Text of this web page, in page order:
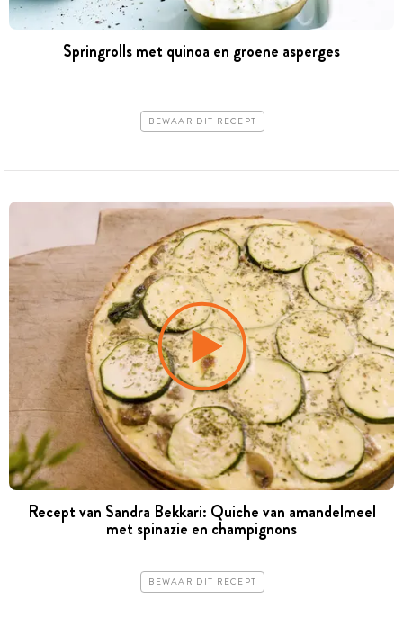
Springrolls met quinoa en groene asperges
BEWAAR DIT RECEPT
Recept van Sandra Bekkari: Quiche van amandelmeel
met spinazie en champignons
BEWAAR DIT RECEPT